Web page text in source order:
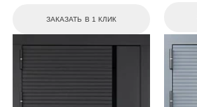
ЗАКАЗАТЬ В 1 КЛИК